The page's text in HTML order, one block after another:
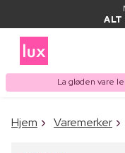
ALT
La gløden vare
VARE
Hjem Varemerker